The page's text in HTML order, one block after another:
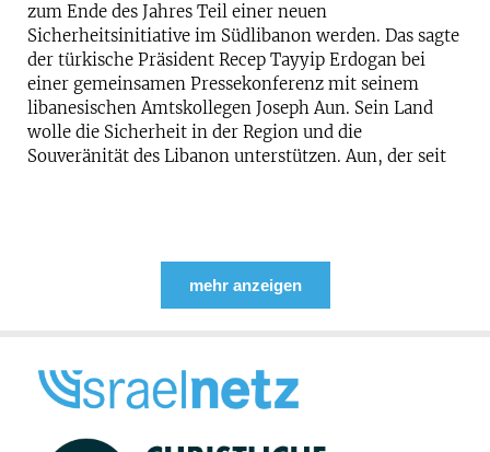
zum Ende des Jahres Teil einer neuen
Sicherheitsinitiative im Südlibanon werden. Das sagte
der türkische Präsident Recep Tayyip Erdogan bei
einer gemeinsamen Pressekonferenz mit seinem
libanesischen Amtskollegen Joseph Aun. Sein Land
wolle die Sicherheit in der Region und die
Souveränität des Libanon unterstützen. Aun, der seit
mehr anzeigen